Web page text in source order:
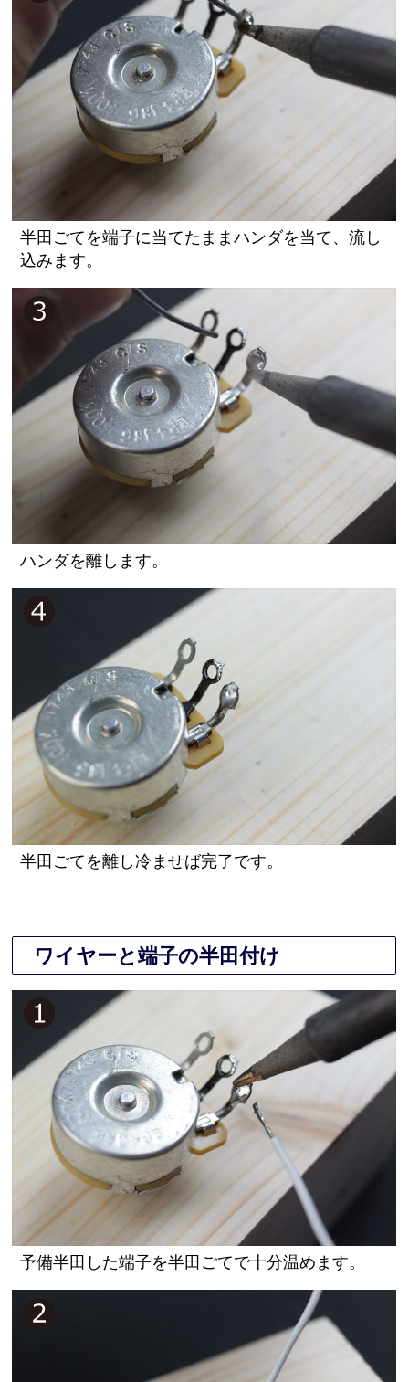
半田ごてを端子に当てたままハンダを当て、流し
込みます。
ハンダを離します。
半田ごてを離し冷ませば完了です。
ワイヤーと端子の半田付け
予備半田した端子を半田ごてで十分温めます。